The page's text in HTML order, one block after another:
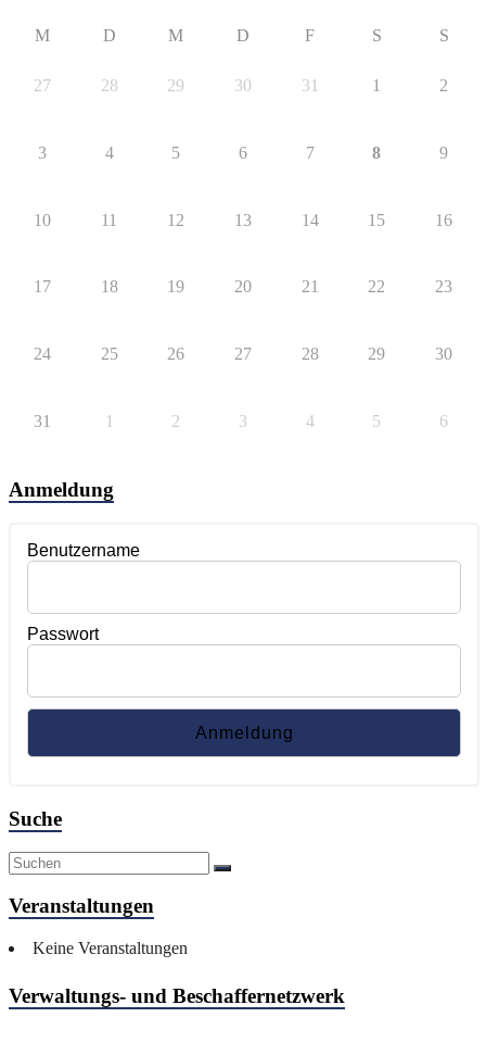
M D M D F S S
27 28 29 30 31 1 2
3 4 5 6 7 8 9
10 11 12 13 14 15 16
17 18 19 20 21 22 23
24 25 26 27 28 29 30
31 1 2 3 4 5 6
Anmeldung
Benutzername
Passwort
Suche
Veranstaltungen
Keine Veranstaltungen
Verwaltungs- und Beschaffernetzwerk